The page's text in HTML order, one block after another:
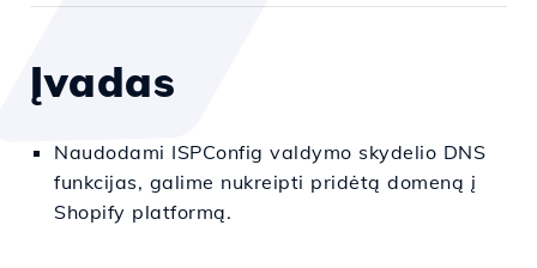
Įvadas
Naudodami ISPConfig valdymo skydelio DNS
funkcijas, galime nukreipti pridėtą domeną į
Shopify platformą.